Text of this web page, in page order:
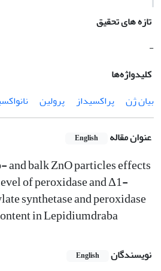
تازه های تحقیق
-
کلیدواژه‌ها
بیان ژن
پراکسیداز پرولین
عنوان مقاله English
and balk ZnO particles effects
of peroxidase and Δ1-
synthetase and peroxidase
in Lepidiumdraba
نویسندگان English